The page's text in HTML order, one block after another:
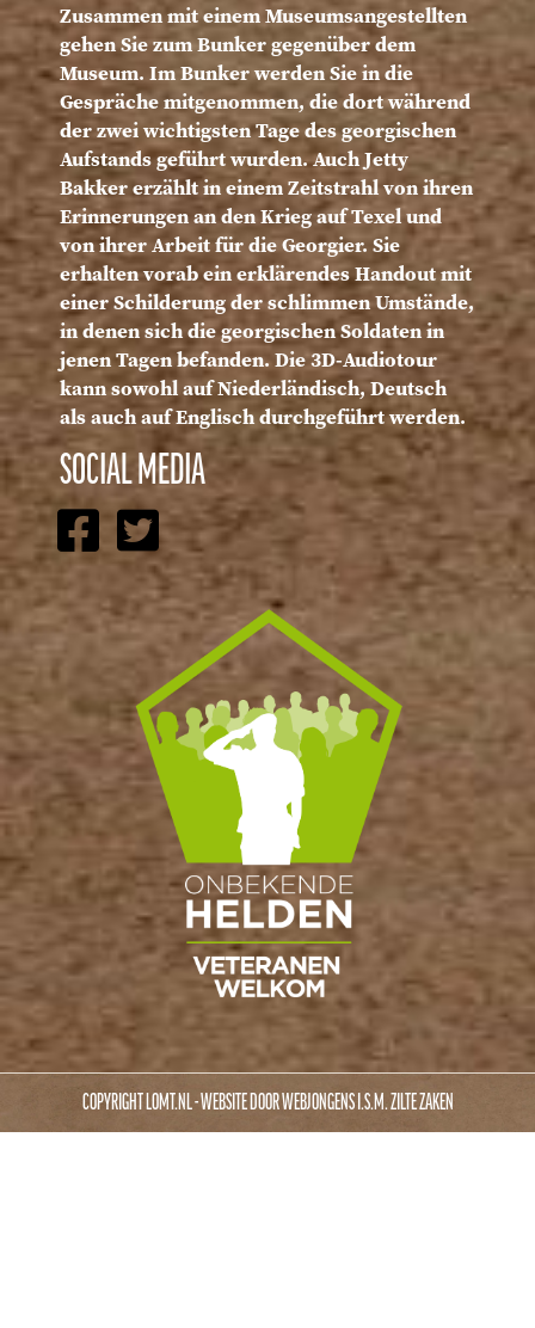
Zusammen mit einem Museumsangestellten
gehen Sie zum Bunker gegenüber dem
Museum. Im Bunker werden Sie in die
Gespräche mitgenommen, die dort während
der zwei wichtigsten Tage des georgischen
Aufstands geführt wurden. Auch Jetty
Bakker erzählt in einem Zeitstrahl von ihren
Erinnerungen an den Krieg auf Texel und
von ihrer Arbeit für die Georgier. Sie
erhalten vorab ein erklärendes Handout mit
einer Schilderung der schlimmen Umstände,
in denen sich die georgischen Soldaten in
jenen Tagen befanden. Die 3D-Audiotour
kann sowohl auf Niederländisch, Deutsch
als auch auf Englisch durchgeführt werden.
SOCIAL MEDIA
COPYRIGHT LOMT.NL - WEBSITE DOORWEBJONGENSI.S.M.ZILTE ZAKEN